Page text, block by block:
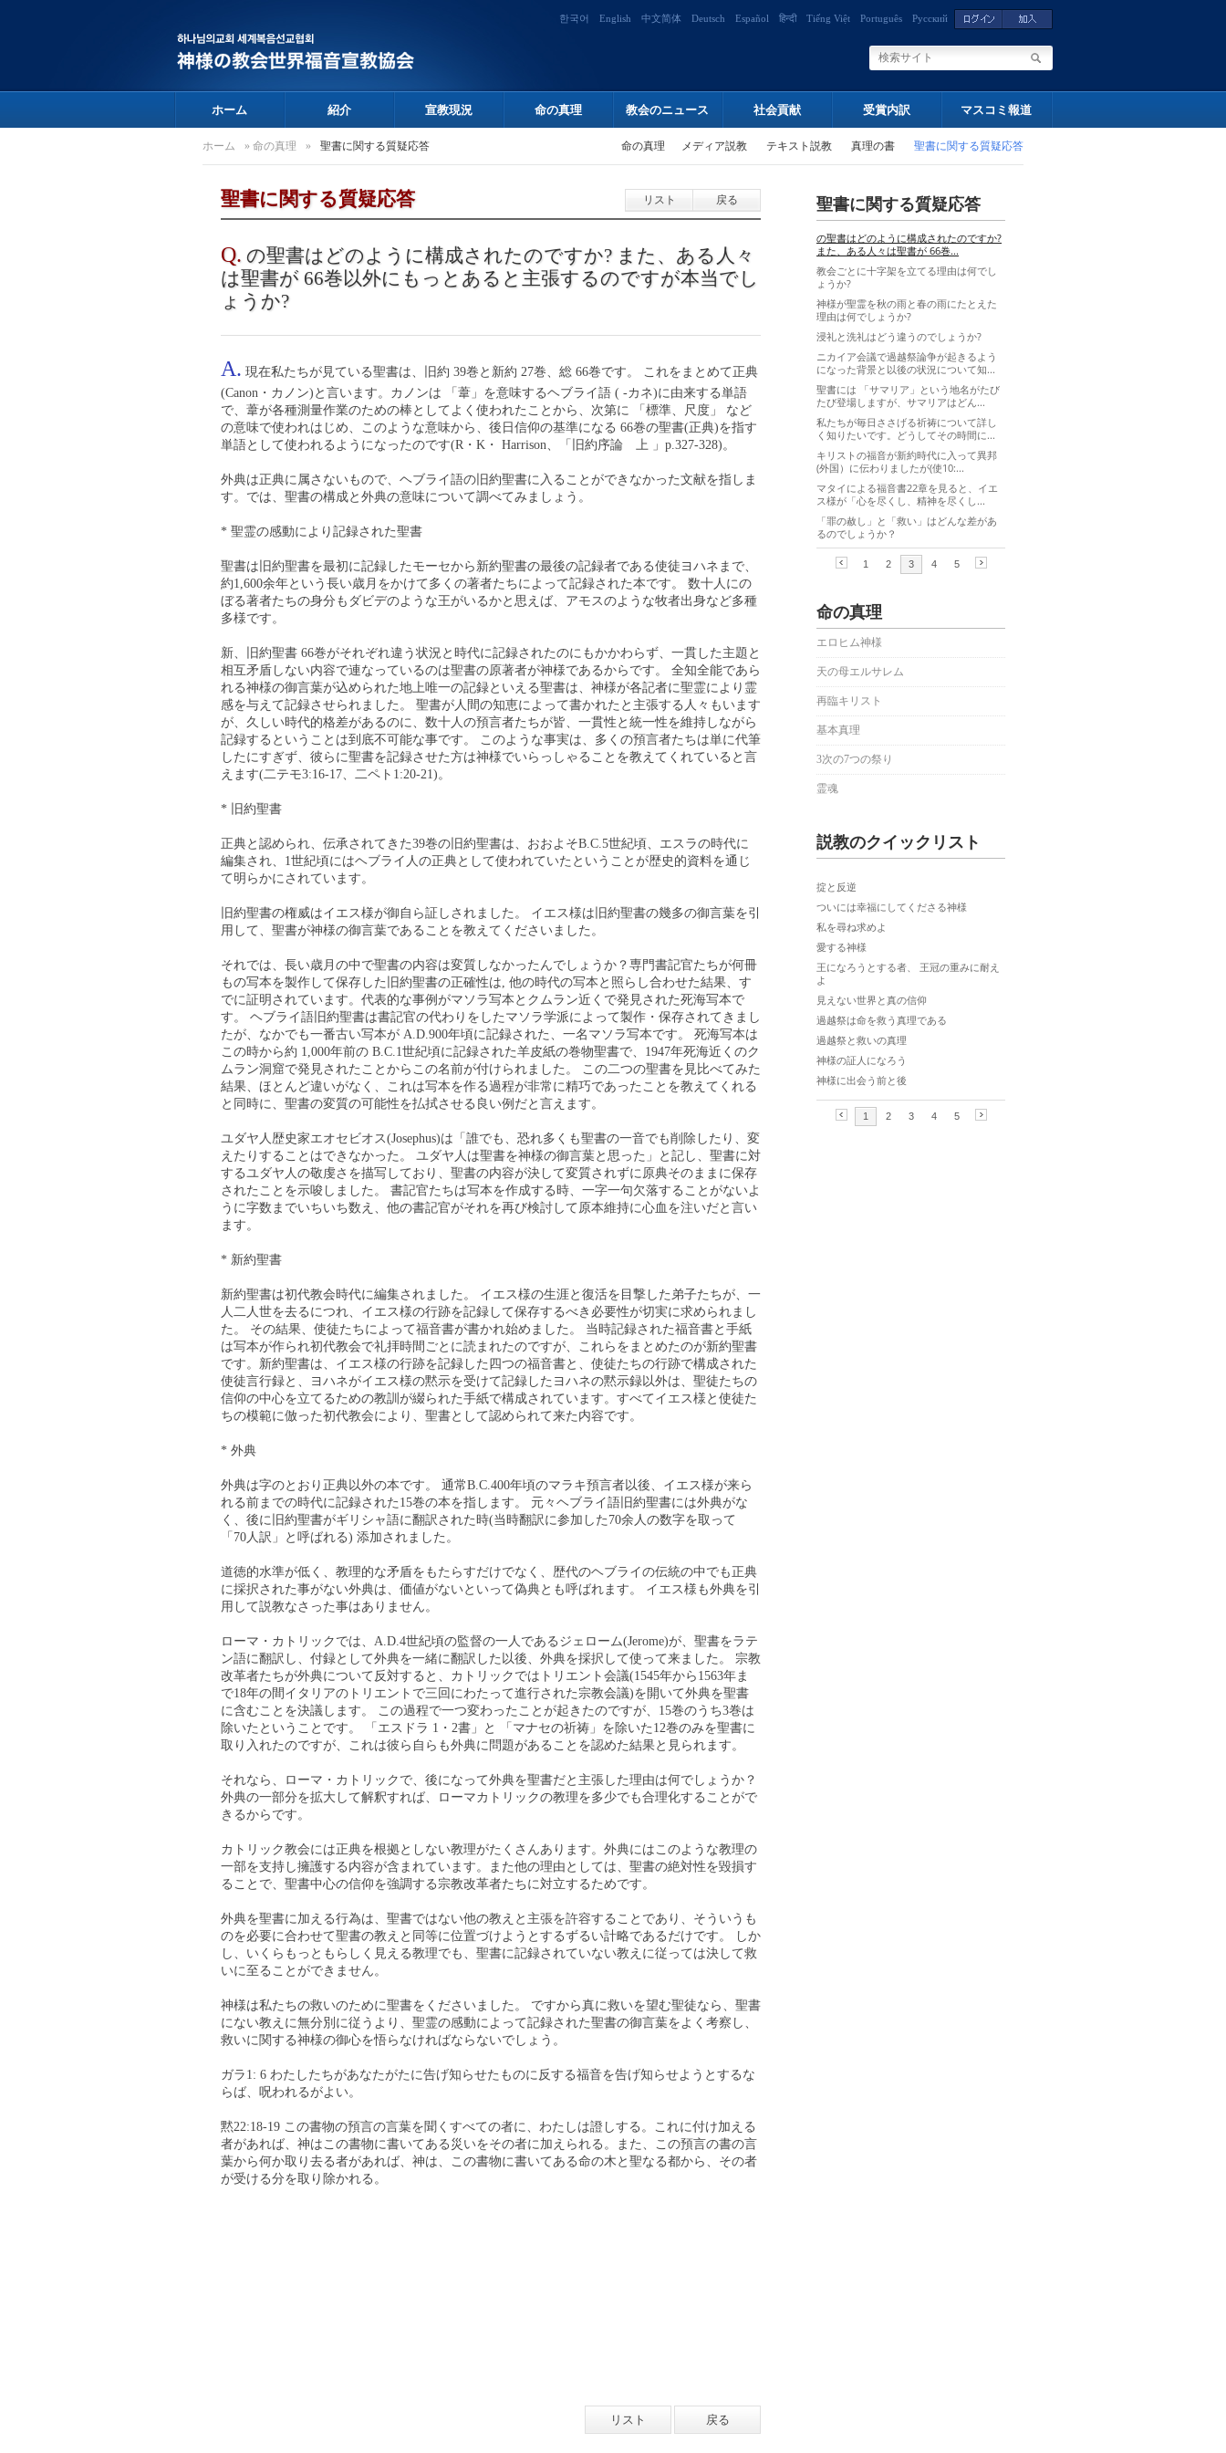
한국어 English 中文简体 Deutsch Español हिन्दी Tiếng Việt Português Русский
ホーム 紹介 宣教現況 命の真理 教会のニュース 社会貢献 受賞内訳 マスコミ報道
ホーム » 命の真理 » 聖書に関する質疑応答 命の真理 メディア説教 テキスト説教 真理の書 聖書に関する質疑応答
聖書に関する質疑応答 リスト 戻る
Q. の聖書はどのように構成されたのですか? また、ある人々
は聖書が 66巻以外にもっとあると主張するのですが本当でし
ょうか?
A. 現在私たちが見ている聖書は、旧約 39巻と新約 27巻、総 66巻です。 これをまとめて正典
(Canon・カノン)と言います。カノンは 「葦」を意味するヘブライ語 ( -カネ)に由来する単語
で、葦が各種測量作業のための棒としてよく使われたことから、次第に 「標準、尺度」 など
の意味で使われはじめ、このような意味から、後日信仰の基準になる 66巻の聖書(正典)を指す
単語として使われるようになったのです(R・K・ Harrison、「旧約序論 上 」p.327-328)。
外典は正典に属さないもので、ヘブライ語の旧約聖書に入ることができなかった文献を指しま
す。では、聖書の構成と外典の意味について調べてみましょう。
* 聖霊の感動により記録された聖書
聖書は旧約聖書を最初に記録したモーセから新約聖書の最後の記録者である使徒ヨハネまで、
約1,600余年という長い歳月をかけて多くの著者たちによって記録された本です。 数十人にの
ぼる著者たちの身分もダビデのような王がいるかと思えば、アモスのような牧者出身など多種
多様です。
新、旧約聖書 66巻がそれぞれ違う状況と時代に記録されたのにもかかわらず、一貫した主題と
相互矛盾しない内容で連なっているのは聖書の原著者が神様であるからです。 全知全能であら
れる神様の御言葉が込められた地上唯一の記録といえる聖書は、神様が各記者に聖霊により霊
感を与えて記録させられました。 聖書が人間の知恵によって書かれたと主張する人々もいます
が、久しい時代的格差があるのに、数十人の預言者たちが皆、一貫性と統一性を維持しながら
記録するということは到底不可能な事です。 このような事実は、多くの預言者たちは単に代筆
したにすぎず、彼らに聖書を記録させた方は神様でいらっしゃることを教えてくれていると言
えます(二テモ3:16-17、二ペト1:20-21)。
* 旧約聖書
正典と認められ、伝承されてきた39巻の旧約聖書は、おおよそB.C.5世紀頃、エスラの時代に
編集され、1世紀頃にはヘブライ人の正典として使われていたということが歴史的資料を通じ
て明らかにされています。
旧約聖書の権威はイエス様が御自ら証しされました。 イエス様は旧約聖書の幾多の御言葉を引
用して、聖書が神様の御言葉であることを教えてくださいました。
それでは、長い歳月の中で聖書の内容は変質しなかったんでしょうか？専門書記官たちが何冊
もの写本を製作して保存した旧約聖書の正確性は, 他の時代の写本と照らし合わせた結果、す
でに証明されています。代表的な事例がマソラ写本とクムラン近くで発見された死海写本で
す。 ヘブライ語旧約聖書は書記官の代わりをしたマソラ学派によって製作・保存されてきまし
たが、なかでも一番古い写本が A.D.900年頃に記録された、一名マソラ写本です。 死海写本は
この時から約 1,000年前の B.C.1世紀頃に記録された羊皮紙の巻物聖書で、1947年死海近くのク
ムラン洞窟で発見されたことからこの名前が付けられました。 この二つの聖書を見比べてみた
結果、ほとんど違いがなく、これは写本を作る過程が非常に精巧であったことを教えてくれる
と同時に、聖書の変質の可能性を払拭させる良い例だと言えます。
ユダヤ人歴史家エオセビオス(Josephus)は「誰でも、恐れ多くも聖書の一音でも削除したり、変
えたりすることはできなかった。 ユダヤ人は聖書を神様の御言葉と思った」と記し、聖書に対
するユダヤ人の敬虔さを描写しており、聖書の内容が決して変質されずに原典そのままに保存
されたことを示唆しました。 書記官たちは写本を作成する時、一字一句欠落することがないよ
うに字数までいちいち数え、他の書記官がそれを再び検討して原本維持に心血を注いだと言い
ます。
* 新約聖書
新約聖書は初代教会時代に編集されました。 イエス様の生涯と復活を目撃した弟子たちが、一
人二人世を去るにつれ、イエス様の行跡を記録して保存するべき必要性が切実に求められまし
た。 その結果、使徒たちによって福音書が書かれ始めました。 当時記録された福音書と手紙
は写本が作られ初代教会で礼拝時間ごとに読まれたのですが、これらをまとめたのが新約聖書
です。新約聖書は、イエス様の行跡を記録した四つの福音書と、使徒たちの行跡で構成された
使徒言行録と、ヨハネがイエス様の黙示を受けて記録したヨハネの黙示録以外は、聖徒たちの
信仰の中心を立てるための教訓が綴られた手紙で構成されています。すべてイエス様と使徒た
ちの模範に倣った初代教会により、聖書として認められて来た内容です。
* 外典
外典は字のとおり正典以外の本です。 通常B.C.400年頃のマラキ預言者以後、イエス様が来ら
れる前までの時代に記録された15巻の本を指します。 元々ヘブライ語旧約聖書には外典がな
く、後に旧約聖書がギリシャ語に翻訳された時(当時翻訳に参加した70余人の数字を取って
「70人訳」と呼ばれる) 添加されました。
道徳的水準が低く、教理的な矛盾をもたらすだけでなく、歴代のヘブライの伝統の中でも正典
に採択された事がない外典は、価値がないといって偽典とも呼ばれます。 イエス様も外典を引
用して説教なさった事はありません。
ローマ・カトリックでは、A.D.4世紀頃の監督の一人であるジェローム(Jerome)が、聖書をラテ
ン語に翻訳し、付録として外典を一緒に翻訳した以後、外典を採択して使って来ました。 宗教
改革者たちが外典について反対すると、カトリックではトリエント会議(1545年から1563年ま
で18年の間イタリアのトリエントで三回にわたって進行された宗教会議)を開いて外典を聖書
に含むことを決議します。 この過程で一つ変わったことが起きたのですが、15巻のうち3巻は
除いたということです。 「エスドラ 1・2書」と 「マナセの祈祷」を除いた12巻のみを聖書に
取り入れたのですが、これは彼ら自らも外典に問題があることを認めた結果と見られます。
それなら、ローマ・カトリックで、後になって外典を聖書だと主張した理由は何でしょうか？
外典の一部分を拡大して解釈すれば、ローマカトリックの教理を多少でも合理化することがで
きるからです。
カトリック教会には正典を根拠としない教理がたくさんあります。外典にはこのような教理の
一部を支持し擁護する内容が含まれています。また他の理由としては、聖書の絶対性を毀損す
ることで、聖書中心の信仰を強調する宗教改革者たちに対立するためです。
外典を聖書に加える行為は、聖書ではない他の教えと主張を許容することであり、そういうも
のを必要に合わせて聖書の教えと同等に位置づけようとするずるい計略であるだけです。 しか
し、いくらもっともらしく見える教理でも、聖書に記録されていない教えに従っては決して救
いに至ることができません。
神様は私たちの救いのために聖書をくださいました。 ですから真に救いを望む聖徒なら、聖書
にない教えに無分別に従うより、聖霊の感動によって記録された聖書の御言葉をよく考察し、
救いに関する神様の御心を悟らなければならないでしょう。
ガラ1: 6 わたしたちがあなたがたに告げ知らせたものに反する福音を告げ知らせようとするな
らば、呪われるがよい。
黙22:18-19 この書物の預言の言葉を聞くすべての者に、わたしは證しする。これに付け加える
者があれば、神はこの書物に書いてある災いをその者に加えられる。また、この預言の書の言
葉から何か取り去る者があれば、神は、この書物に書いてある命の木と聖なる都から、その者
が受ける分を取り除かれる。
リスト 戻る
命の真理
エロヒム神様
天の母エルサレム
再臨キリスト
基本真理
3次の7つの祭り
霊魂